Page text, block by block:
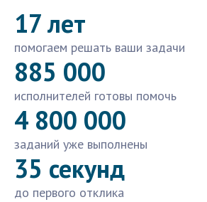
17 лет
помогаем решать ваши задачи
885 000
исполнителей готовы помочь
4 800 000
заданий уже выполнены
35 секунд
до первого отклика